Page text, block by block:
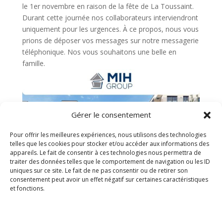
Gérer le consentement
Pour offrir les meilleures expériences, nous utilisons des technologies
telles que les cookies pour stocker et/ou accéder aux informations des
appareils. Le fait de consentir à ces technologies nous permettra de
traiter des données telles que le comportement de navigation ou les ID
uniques sur ce site. Le fait de ne pas consentir ou de retirer son
consentement peut avoir un effet négatif sur certaines caractéristiques
et fonctions.
le 1er novembre en raison de la fête de La Toussaint.
Durant cette journée nos collaborateurs interviendront
uniquement pour les urgences. À ce propos, nous vous
prions de déposer vos messages sur notre messagerie
téléphonique. Nos vous souhaitons une belle en
famille.